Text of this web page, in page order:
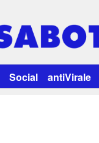
Social antiVirale